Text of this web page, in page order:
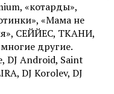
«котарды»,
«Мама не
СЕЙЙЕС, ТКАНИ,
другие.
DJ Android, Saint
DJ Korolev, DJ